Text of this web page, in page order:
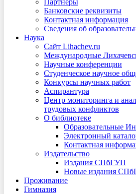
Партнеры
Банковские реквизиты
Контактная информация
Сведения об
Наука
Сайт Lihachev.ru
Международные
Научные конференции
Студенческое научное
Конкурсы научных работ
Аспирантура
Центр мониторинга и
трудовых конфликтов
О библиотеке
Образовательные
Электронный
Контактная
Издательство
Издания СПбГУП
Новые издания
Проживание
Гимназия